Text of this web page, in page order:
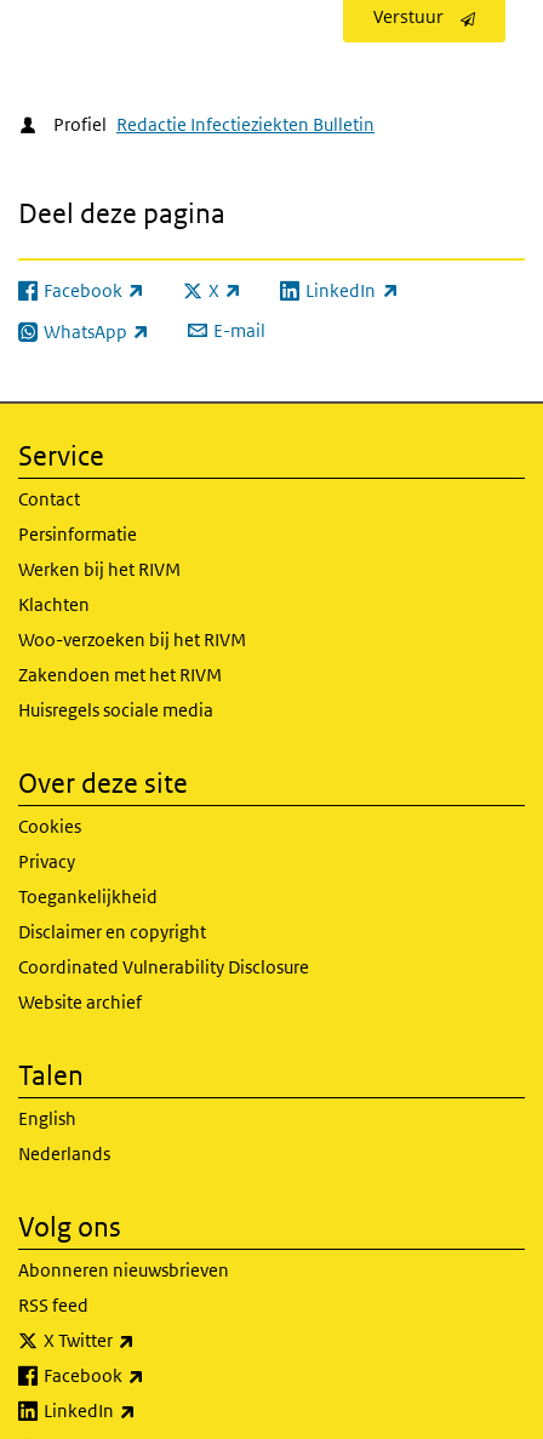
Verstuur
Profiel Redactie Infectieziekten Bulletin
Deel deze pagina
Facebook
(externe link) X
(externe link) LinkedIn
(externe link)
WhatsApp
(externe link) E-mail
Service
Contact
Persinformatie
Werken bij het RIVM
Klachten
Woo-verzoeken bij het RIVM
Zakendoen met het RIVM
Huisregels sociale media
Over deze site
Cookies
Privacy
Toegankelijkheid
Disclaimer en copyright
Coordinated Vulnerability Disclosure
Website archief
Talen
English
Nederlands
Volg ons
Abonneren nieuwsbrieven
RSS feed
X Twitter
Facebook
LinkedIn